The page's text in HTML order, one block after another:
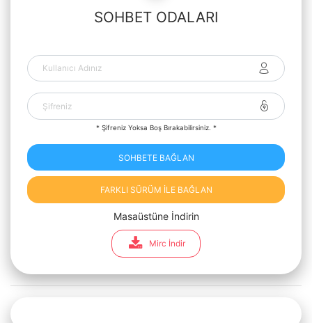
SOHBET ODALARI
* Şifreniz Yoksa Boş Bırakabilirsiniz. *
SOHBETE BAĞLAN
FARKLI SÜRÜM İLE BAĞLAN
Masaüstüne İndirin
Mirc İndir